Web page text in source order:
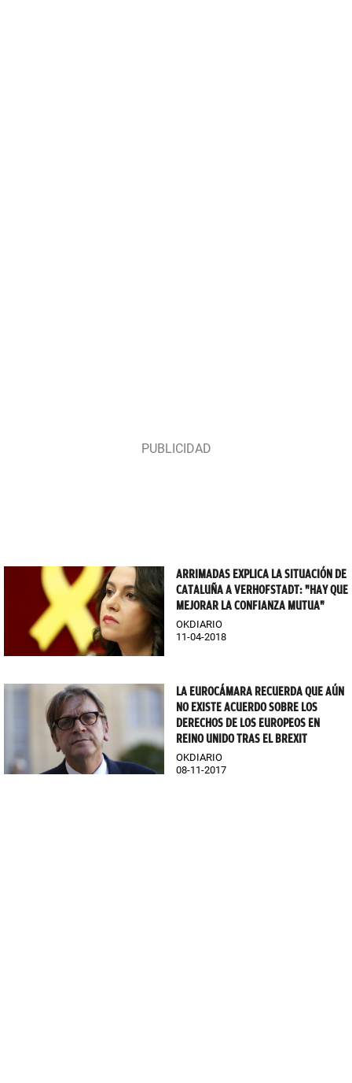
ARRIMADAS EXPLICA LA SITUACIÓN DE
CATALUÑA A VERHOFSTADT: "HAY QUE
MEJORAR LA CONFIANZA MUTUA"
OKDIARIO
11-04-2018
LA EUROCÁMARA RECUERDA QUE AÚN
NO EXISTE ACUERDO SOBRE LOS
DERECHOS DE LOS EUROPEOS EN
REINO UNIDO TRAS EL BREXIT
OKDIARIO
08-11-2017